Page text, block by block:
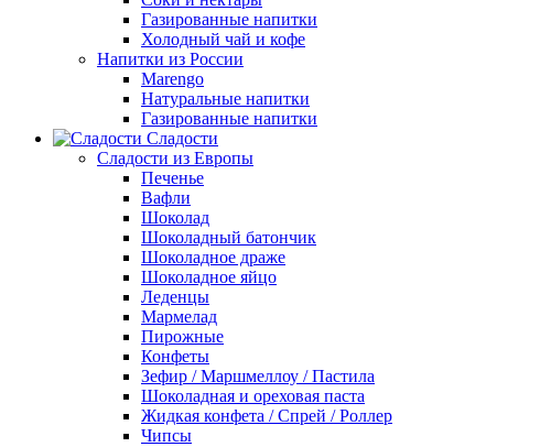
Газированные напитки
Холодный чай и кофе
Напитки из России
Marengo
Натуральные напитки
Газированные напитки
Сладости
Сладости из Европы
Печенье
Вафли
Шоколад
Шоколадный батончик
Шоколадное драже
Шоколадное яйцо
Леденцы
Мармелад
Пирожные
Конфеты
Зефир / Маршмеллоу / Пастила
Шоколадная и ореховая паста
Жидкая конфета / Спрей / Роллер
Чипсы